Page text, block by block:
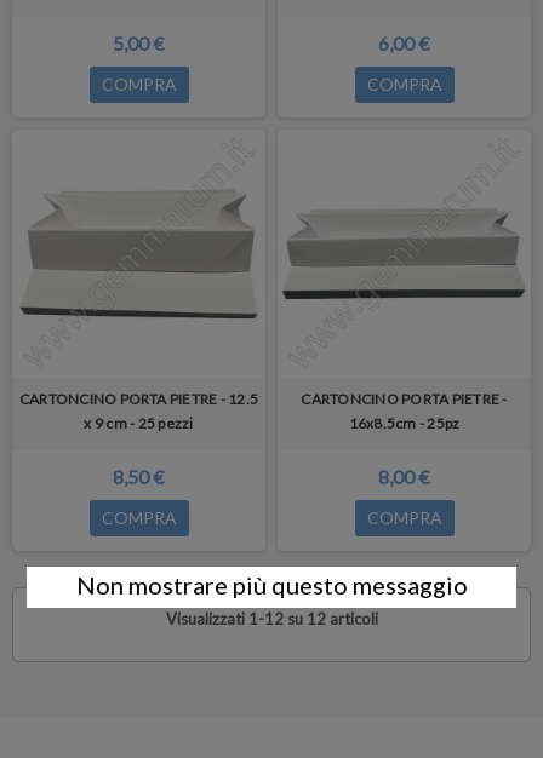
5,00 €
COMPRA
6,00 €
COMPRA
CARTONCINO PORTA PIETRE - 12.5
x 9 cm - 25 pezzi
8,50 €
COMPRA
CARTONCINO PORTA PIETRE -
16x8.5cm - 25pz
8,00 €
COMPRA
Visualizzati 1-12 su 12 articoli
Non mostrare più questo messaggio